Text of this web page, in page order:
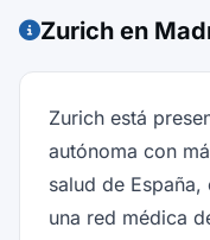
Zurich en
Zurich está
autónoma con
salud de
una red médica